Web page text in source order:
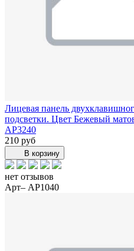
Лицевая панель
подсветки. Цвет Бежевый
AP3240
210 руб
В корзину
нет отзывов
Арт– AP1040